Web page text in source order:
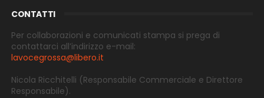
CONTATTI
Per collaborazioni e comunicati stampa si prega di
contattarci all’indirizzo e-mail:
lavocegrossa@libero.it
Nicola Ricchitelli (Responsabile Commerciale e Direttore
Responsabile).